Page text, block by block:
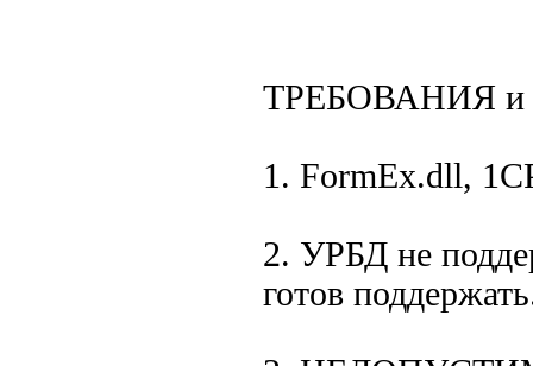
ТРЕБОВАНИЯ
1. FormEx.dll,
2. УРБД не
готов